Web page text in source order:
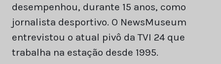
desempenhou, durante 15 anos, como
jornalista desportivo. O NewsMuseum
entrevistou o atual pivô da TVI 24 que
trabalha na estação desde 1995.